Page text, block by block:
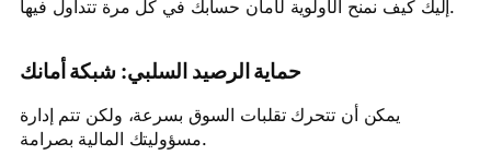
إليك كيف نمنح الأولوية لأمان حسابك في كل مرة تتداول فيها.
حماية الرصيد السلبي: شبكة أمانك
يمكن أن تتحرك تقلبات السوق بسرعة، ولكن تتم إدارة
مسؤوليتك المالية بصرامة.